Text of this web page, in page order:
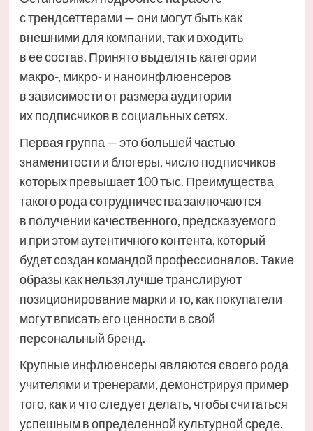
с трендсеттерами — они могут быть как
внешними для компании, так и входить
в ее состав. Принято выделять категории
макро-, микро- и наноинфлюенсеров
в зависимости от размера аудитории
их подписчиков в социальных сетях.
Первая группа — это большей частью
знаменитости и блогеры, число подписчиков
которых превышает 100 тыс. Преимущества
такого рода сотрудничества заключаются
в получении качественного, предсказуемого
и при этом аутентичного контента, который
будет создан командой профессионалов. Такие
образы как нельзя лучше транслируют
позиционирование марки и то, как покупатели
могут вписать его ценности в свой
персональный бренд.
Крупные инфлюенсеры являются своего рода
учителями и тренерами, демонстрируя пример
того, как и что следует делать, чтобы считаться
успешным в определенной культурной среде.